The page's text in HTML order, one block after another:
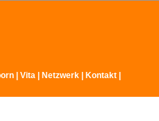
Vita Netzwerk Kontakt